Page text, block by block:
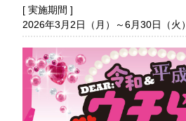
実施期間
2026年3月2日（月）～6月30日（火）